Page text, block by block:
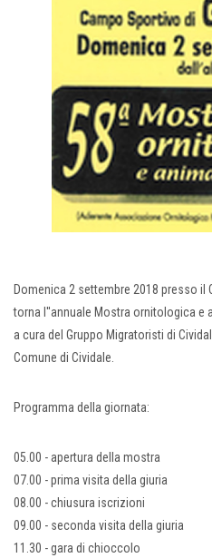
Domenica 2 settembre 2018 presso il
torna l''annuale Mostra ornitologica e
a cura del Gruppo Migratoristi di
Comune di Cividale.
Programma della giornata:
05.00 - apertura della mostra
07.00 - prima visita della giuria
08.00 - chiusura iscrizioni
09.00 - seconda visita della giuria
11.30 - gara di chioccolo